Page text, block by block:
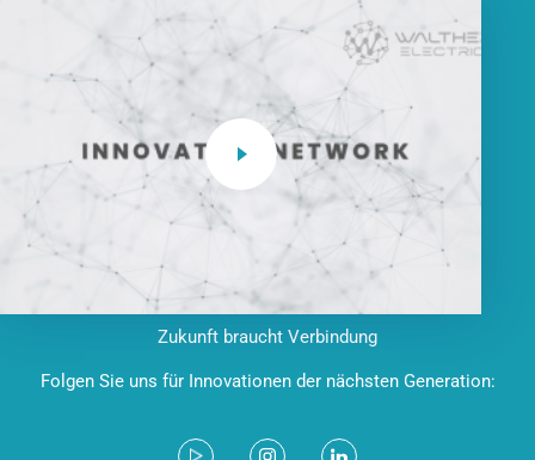
Zukunft braucht Verbindung
Folgen Sie uns für Innovationen der nächsten Generation: